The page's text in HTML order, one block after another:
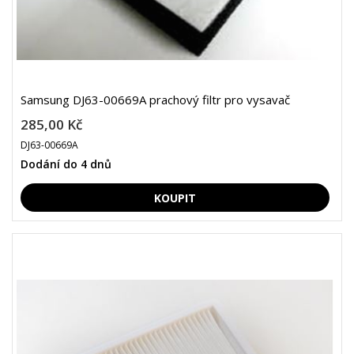
Samsung DJ63-00669A prachový filtr pro vysavač
285,00 Kč
DJ63-00669A
Dodání do 4 dnů